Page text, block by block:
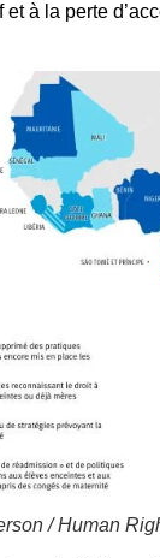
à la perte
/ Human